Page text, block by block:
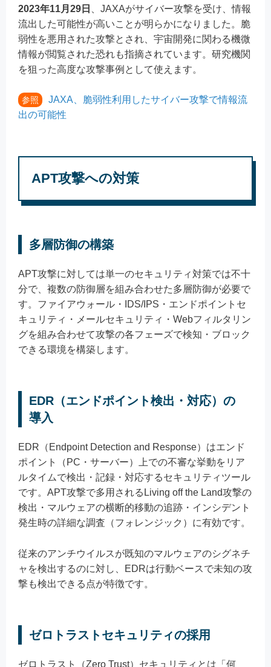
2023年11月29日
、JAXAがサイバー攻撃を受け、情報
流出した可能性が高いことが明らかになりました。脆
弱性を悪用された攻撃とされ、宇宙開発に関わる機微
情報が閲覧された恐れも指摘されています。研究機関
を狙った高度な攻撃事例として使えます。
参照
JAXA、脆弱性利用したサイバー攻撃で情報流
出の可能性
APT攻撃への対策
多層防御の構築
APT攻撃に対しては単一のセキュリティ対策では不十
分で、複数の防御層を組み合わせた多層防御が必要で
す。ファイアウォール・IDS/IPS・エンドポイントセ
キュリティ・メールセキュリティ・Webフィルタリン
グを組み合わせて攻撃の各フェーズで検知・ブロック
できる環境を構築します。
EDR（エンドポイント検出・対応）の
導入
EDR（Endpoint Detection and Response）はエンド
ポイント（PC・サーバー）上での不審な挙動をリア
ルタイムで検出・記録・対応するセキュリティツール
です。APT攻撃で多用されるLiving off the Land攻撃の
検出・マルウェアの横断的移動の追跡・インシデント
発生時の詳細な調査（フォレンジック）に有効です。
従来のアンチウイルスが既知のマルウェアのシグネチ
ャを検出するのに対し、EDRは行動ベースで未知の攻
撃も検出できる点が特徴です。
ゼロトラストセキュリティの採用
ゼロトラスト（Zero Trust）セキュリティとは「何